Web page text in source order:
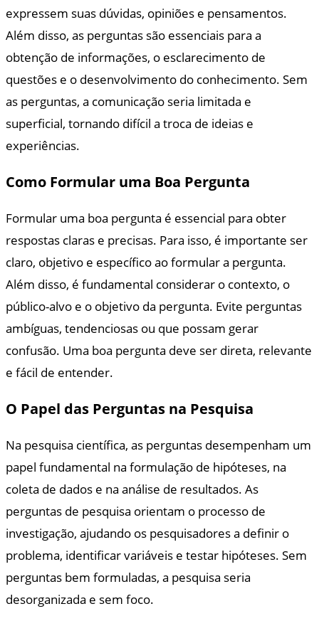
expressem suas dúvidas, opiniões e pensamentos.
Além disso, as perguntas são essenciais para a
obtenção de informações, o esclarecimento de
questões e o desenvolvimento do conhecimento. Sem
as perguntas, a comunicação seria limitada e
superficial, tornando difícil a troca de ideias e
experiências.
Como Formular uma Boa Pergunta
Formular uma boa pergunta é essencial para obter
respostas claras e precisas. Para isso, é importante ser
claro, objetivo e específico ao formular a pergunta.
Além disso, é fundamental considerar o contexto, o
público-alvo e o objetivo da pergunta. Evite perguntas
ambíguas, tendenciosas ou que possam gerar
confusão. Uma boa pergunta deve ser direta, relevante
e fácil de entender.
O Papel das Perguntas na Pesquisa
Na pesquisa científica, as perguntas desempenham um
papel fundamental na formulação de hipóteses, na
coleta de dados e na análise de resultados. As
perguntas de pesquisa orientam o processo de
investigação, ajudando os pesquisadores a definir o
problema, identificar variáveis e testar hipóteses. Sem
perguntas bem formuladas, a pesquisa seria
desorganizada e sem foco.